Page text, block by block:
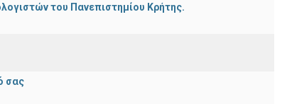
του Πανεπιστημίου Κρήτης.
σας